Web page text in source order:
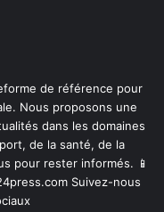
de référence pour
Nous proposons une
dans les domaines
de la santé, de la
pour rester informés. 📱
Suivez-nous